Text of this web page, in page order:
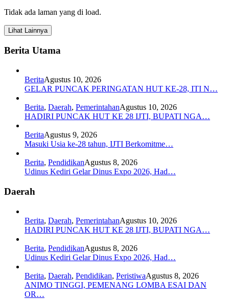
Tidak ada laman yang di load.
Lihat Lainnya
Berita Utama
BeritaAgustus 10, 2026
GELAR PUNCAK PERINGATAN HUT KE-28, ITI N…
Berita, Daerah, PemerintahanAgustus 10, 2026
HADIRI PUNCAK HUT KE 28 IJTI, BUPATI NGA…
BeritaAgustus 9, 2026
Masuki Usia ke-28 tahun, IJTI Berkomitme…
Berita, PendidikanAgustus 8, 2026
Udinus Kediri Gelar Dinus Expo 2026, Had…
Daerah
Berita, Daerah, PemerintahanAgustus 10, 2026
HADIRI PUNCAK HUT KE 28 IJTI, BUPATI NGA…
Berita, PendidikanAgustus 8, 2026
Udinus Kediri Gelar Dinus Expo 2026, Had…
Berita, Daerah, Pendidikan, PeristiwaAgustus 8, 2026
ANIMO TINGGI, PEMENANG LOMBA ESAI DAN
OR…